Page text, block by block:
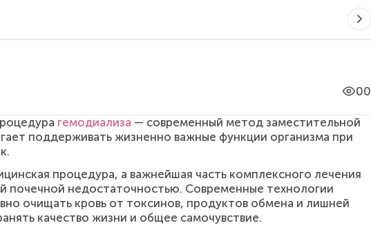
00
гемодиализа — современный метод заместительной
поддерживать жизненно важные функции организма при
процедура, а важнейшая часть комплексного лечения
почечной недостаточностью. Современные технологии
очищать кровь от токсинов, продуктов обмена и лишней
качество жизни и общее самочувствие.